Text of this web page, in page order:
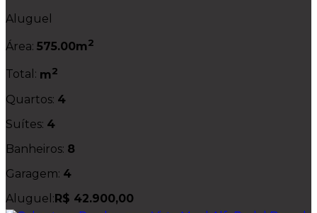
Aluguel
Área: 575.00m2
Total: m2
Quartos: 4
Suítes: 4
Banheiros: 8
Garagem: 4
Aluguel:R$ 42.900,00